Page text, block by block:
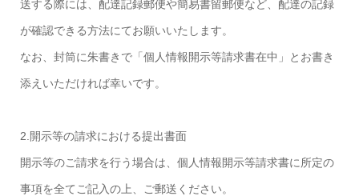
送する際には、配達記録郵便や簡易書留郵便など、配達の記録
が確認できる方法にてお願いいたします。
なお、封筒に朱書きで「個人情報開示等請求書在中」とお書き
添えいただければ幸いです。
2.開示等の請求における提出書面
開示等のご請求を行う場合は、個人情報開示等請求書に所定の
事項を全てご記入の上、ご郵送ください。